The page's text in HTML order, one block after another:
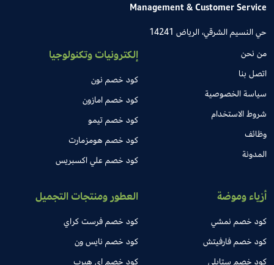
Management & Customer Service
حي النسيم الشرقي، الرياض 14241
من نحن
اتصل بنا
سياسة الخصوصية
شروط الاستخدام
وظائف
المدونة
إلكترونيات وتكنولوجيا
كود خصم نون
كود خصم امازون
كود خصم تيمو
كود خصم هومزمارت
كود خصم علي اكسبريس
أزياء وموضة
كود خصم نمشي
كود خصم فارفيتش
كود خصم ستايلي
العطور ومنتجات التجميل
كود خصم فرست كراي
كود خصم نايس ون
كود خصم اي هيرب